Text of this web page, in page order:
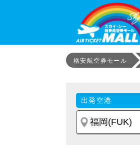
格安航空券モール
出発空港